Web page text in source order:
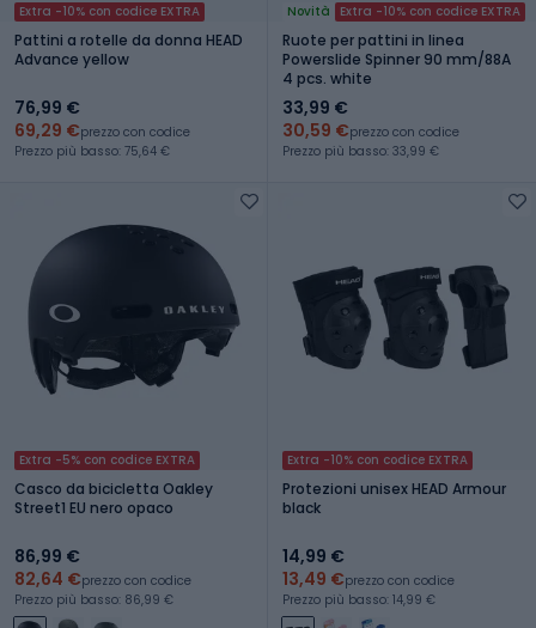
Extra -10% con codice EXTRA
Pattini a rotelle da donna HEAD
Advance yellow
76,99 €
69,29 €prezzo con codice
Prezzo più basso: 75,64 €
Novità Extra -10% con codice EXTRA
Ruote per pattini in linea
Powerslide Spinner 90 mm/88A
4 pcs. white
33,99 €
30,59 €prezzo con codice
Prezzo più basso: 33,99 €
Extra -5% con codice EXTRA
Casco da bicicletta Oakley
Street1 EU nero opaco
86,99 €
82,64 €prezzo con codice
Prezzo più basso: 86,99 €
Extra -10% con codice EXTRA
Protezioni unisex HEAD Armour
black
14,99 €
13,49 €prezzo con codice
Prezzo più basso: 14,99 €